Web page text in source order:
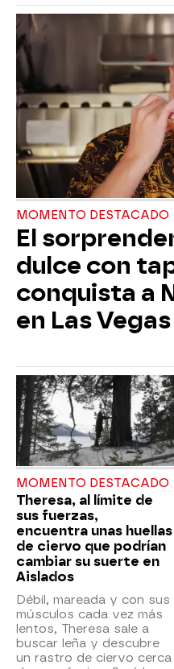
MOMENTO DESTACADO
El
dulce con
conquista a
en Las Vegas
MOMENTO DESTACADO
Theresa, al límite de
sus fuerzas,
encuentra unas huellas
de ciervo que podrían
cambiar su suerte en
Aislados
Débil, mareada y con sus
músculos cada vez más
lentos, Theresa sale a
buscar leña y descubre
un rastro de ciervo cerca